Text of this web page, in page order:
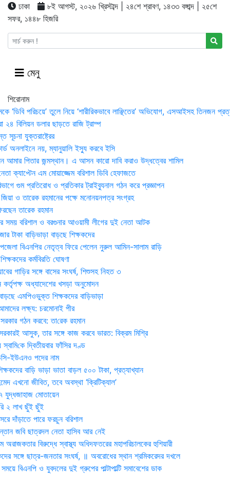
ঢাকা
৮ই আগস্ট, ২০২৬ খ্রিস্টাব্দ | ২৪শে শ্রাবণ, ১৪৩৩ বঙ্গাব্দ | ২৫শে
সফর, ১৪৪৮ হিজরি
মেনু
শিরোনাম
‘ডিবি পরিচয়ে’ তুলে নিয়ে ‘শারীরিকভাবে লাঞ্ছিতের’ অভিযোগ, এসআইসহ তিনজন
২৪ বিলিয়ন ডলার ছাড়তে রাজি ট্রাম্প
সূচনা যুক্তরাষ্ট্রের
অনলাইনে নয়, ম্যানুয়ালি ইস্যু করবে ইসি
পিতার জন্মস্থান। এ আসন কারো দাবি করাও উদ্ধত্বের শামিল
ক্যাপ্টেন এম মোয়াজ্জেম বরিশাল ডিবি হেফাজতে
গুম প্রতিরোধ ও প্রতিকার ট্রাইব্যুনাল গঠন করে প্রজ্ঞাপন
ও তারেক রহমানের পক্ষে মনোনয়নপত্র সংগ্রহ
তারেক রহমান
সময় ব‌রিশাল ও বরগুনার আওয়ামী লীগের দুই নেতা আটক
টাকা বাড়িভাড়া বাড়ছে শিক্ষকদের
বিএনপির নেতৃত্ব ফিরে পেলেন নুরুল আমিন-সালাম রাড়ি
কর্মবিরতি ঘোষণা
গাড়ির সঙ্গে বাসের সংঘর্ষ, শিশুসহ নিহত ৩
কর্তৃপক্ষ অধ্যাদেশের খসড়া অনুমোদন
এমপিওভুক্ত শিক্ষকদের বাড়িভাড়া
লক্ষ্য: চরমোনাই পীর
গঠন করবে: তা‌রেক রহমান
আসুক, তার সঙ্গে কাজ করবে ভারত: বিক্রম মিশ্রি
দ্বিতীয়বার ফাঁসির দণ্ড
ইউএনও পদের নাম
বাড়ি ভাড়া ভাতা বাড়ল ৫০০ টাকা, প্রত্যাখ্যান
এখনো জীবিত, তবে অবস্থা ‘ক্রিটিক্যাল’
যুদ্ধজাহাজ মোতায়েন
২ লাখ ছুঁই ছুঁই
দাঁড়াতে পারে ফরচুন বরিশাল
জবি ছাত্রদল নেতা হাসিব আর নেই
অরাজকতার বিরুদ্ধে স্বাস্থ্য অধিদফতরের মহাপরিচালকের হুশিয়ারী
সঙ্গে ছাত্র-জনতার সংঘর্ষ, ॥ অবরোধের স্থান শ্রমিকরেদর দখলে
বিএনপি ও যুবদলের দুই গ্রুপের পাল্টাপাল্টি সমাবেশের ডাক